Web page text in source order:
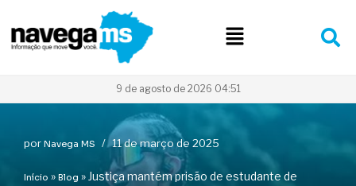
Pular
para
9 de agosto de 2026 04:51
por Navega MS 11 de março de 2025
Início » Blog » Justiça mantém prisão de estudante de